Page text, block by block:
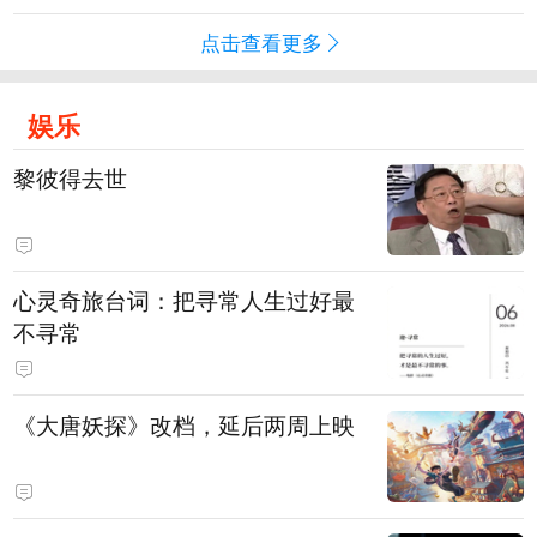
点击查看更多
娱乐
黎彼得去世
心灵奇旅台词：把寻常人生过好最
不寻常
《大唐妖探》改档，延后两周上映